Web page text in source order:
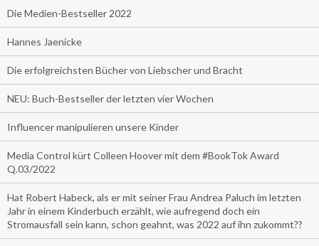
Die Medien-Bestseller 2022
Hannes Jaenicke
Die erfolgreichsten Bücher von Liebscher und Bracht
NEU: Buch-Bestseller der letzten vier Wochen
Influencer manipulieren unsere Kinder
Media Control kürt Colleen Hoover mit dem #BookTok Award
Q.03/2022
Hat Robert Habeck, als er mit seiner Frau Andrea Paluch im letzten
Jahr in einem Kinderbuch erzählt, wie aufregend doch ein
Stromausfall sein kann, schon geahnt, was 2022 auf ihn zukommt??